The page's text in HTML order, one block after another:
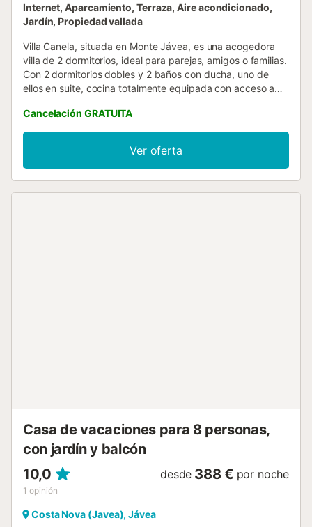
Internet, Aparcamiento, Terraza, Aire acondicionado,
Jardín, Propiedad vallada
Villa Canela, situada en Monte Jávea, es una acogedora
villa de 2 dormitorios, ideal para parejas, amigos o familias.
Con 2 dormitorios dobles y 2 baños con ducha, uno de
ellos en suite, cocina totalmente equipada con acceso a
salón comedor tiene acceso a la terraza cubierta con
vistas a la piscina privada, es el lugar perfecto para comer
al aire libre o relajarse a la sombra. Piscina de forma
rectangular dispone de tumbonas alrededor para poder
aprovechar el máximo el sol y un pequeño jardín estilo
Cancelación GRATUITA
Ver oferta
Casa de vacaciones para 8 personas,
con jardín y balcón
10,0
1 opinión
desde 388 € por noche
Costa Nova (Javea), Jávea